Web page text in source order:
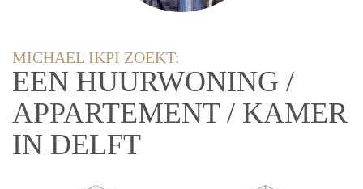
MICHAEL IKPI ZOEKT:
EEN HUURWONING /
APPARTEMENT / KAMER
IN DELFT